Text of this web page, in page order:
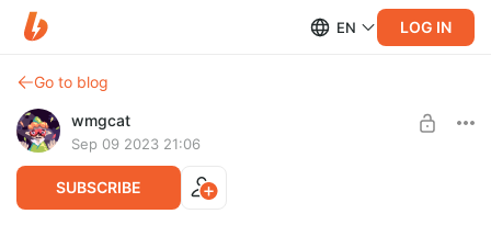
EN LOG IN
Go to blog
wmgcat
Sep 09 2023 21:06
SUBSCRIBE